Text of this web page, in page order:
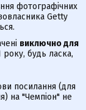
фотографічних
Getty
виключно для
будь ласка,
посилання (для
на "Чемпіон" не